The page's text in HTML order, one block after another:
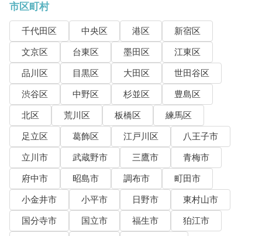
市区町村
千代田区 中央区 港区
新宿区
文京区
台東区 墨田区
江東区
品川区
目黒区 大田区
世田谷区
渋谷区
中野区 杉並区
豊島区
北区
荒川区 板橋区
練馬区
足立区
葛飾区 江戸川区
八王子市
立川市
武蔵野市 三鷹市
青梅市
府中市
昭島市 調布市
町田市
小金井市
小平市 日野市
東村山市
国分寺市
国立市 福生市
狛江市